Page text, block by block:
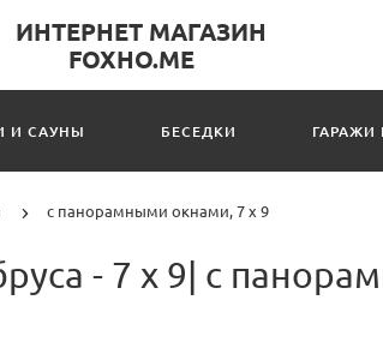
И САУНЫ БЕСЕДКИ ГАРАЖИ
с панорамными окнами, 7 х 9
- 7 х 9| с